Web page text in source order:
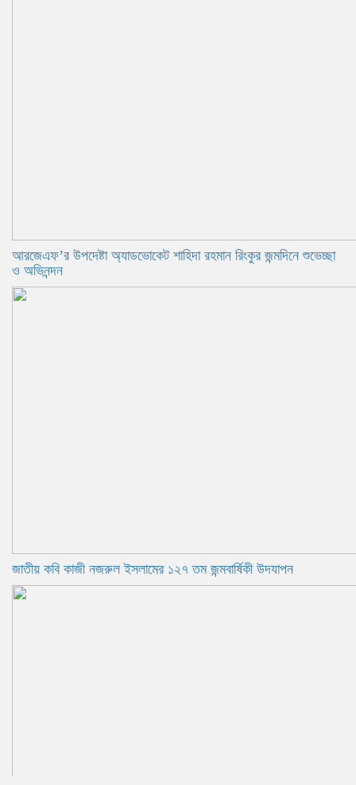
আরজেএফ’র উপদেষ্টা অ্যাডভোকেট শাহিদা রহমান রিংকুর জন্মদিনে শুভেচ্ছা
ও অভিনন্দন
জাতীয় কবি কাজী নজরুল ইসলামের ১২৭ তম জন্মবার্ষিকী উদযাপন